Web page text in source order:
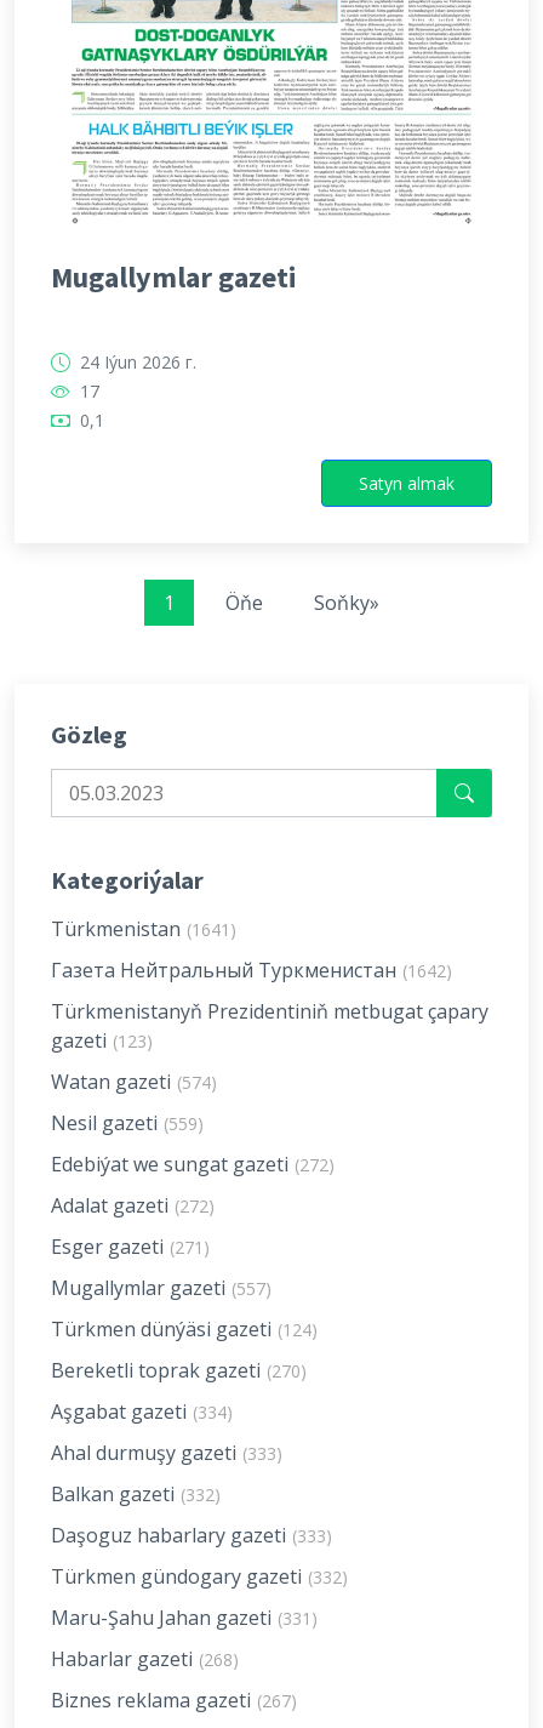
Mugallymlar gazeti
24 Iýun 2026 г.
17
0,1
Satyn almak
1 Öňe Soňky»
Gözleg
Kategoriýalar
Türkmenistan (1641)
Газета Нейтральный Туркменистан (1642)
Türkmenistanyň Prezidentiniň metbugat çapary
gazeti (123)
Watan gazeti (574)
Nesil gazeti (559)
Edebiýat we sungat gazeti (272)
Adalat gazeti (272)
Esger gazeti (271)
Mugallymlar gazeti (557)
Türkmen dünýäsi gazeti (124)
Bereketli toprak gazeti (270)
Aşgabat gazeti (334)
Ahal durmuşy gazeti (333)
Balkan gazeti (332)
Daşoguz habarlary gazeti (333)
Türkmen gündogary gazeti (332)
Maru-Şahu Jahan gazeti (331)
Habarlar gazeti (268)
Biznes reklama gazeti (267)